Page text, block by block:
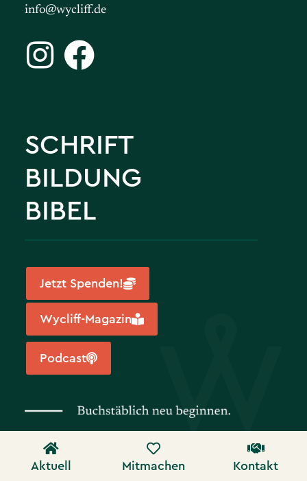
info@wycliff.de
SCHRIFT
BILDUNG
BIBEL
Jetzt Spenden!
Wycliff-Magazin
Podcast
Aktuell Mitmachen Kontakt